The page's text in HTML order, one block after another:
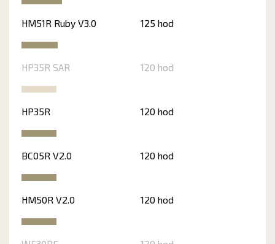
HM51R Ruby V3.0 125 hod
HP35R SAR 120 hod
HP35R 120 hod
BC05R V2.0 120 hod
HM50R V2.0 120 hod